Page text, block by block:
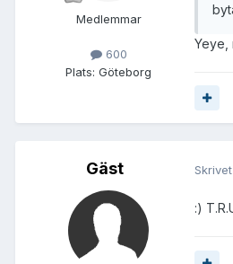
Medlemmar
600
Plats: Göteborg
Yeye,
Gäst Skrivet
:)